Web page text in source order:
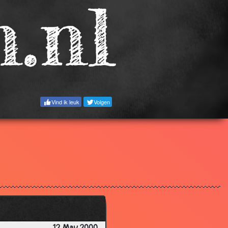
Vind ik leuk Volgen
2.67
3.29
3.04
3.59
2.86